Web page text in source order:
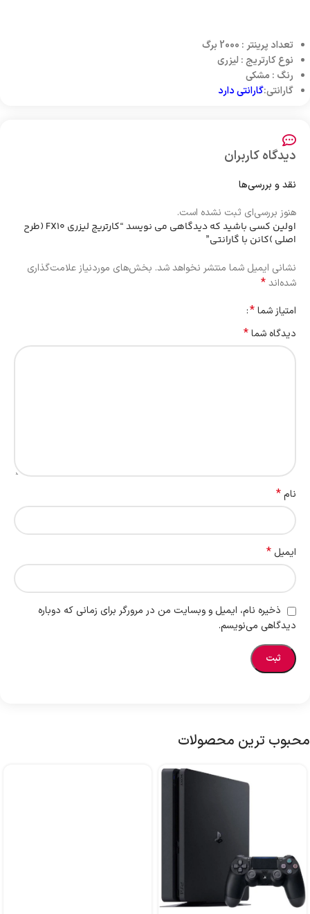
تعداد پرینتر : 2000 برگ
نوع کارتریج : لیزری
رنگ : مشکی
گارانتی:گارانتی دارد
دیدگاه کاربران
نقد و بررسی‌ها
هنوز بررسی‌ای ثبت نشده است.
اولین کسی باشید که دیدگاهی می نویسد “کارتریج لیزری FX10 (طرح
اصلی )کانن با گارانتی”
نشانی ایمیل شما منتشر نخواهد شد. بخش‌های موردنیاز علامت‌گذاری
شده‌اند*
امتیاز شما*
دیدگاه شما*
نام*
ایمیل *
ذخیره نام، ایمیل و وبسایت من در مرورگر برای زمانی که دوباره
دیدگاهی می‌نویسم.
محبوب ترین محصولات